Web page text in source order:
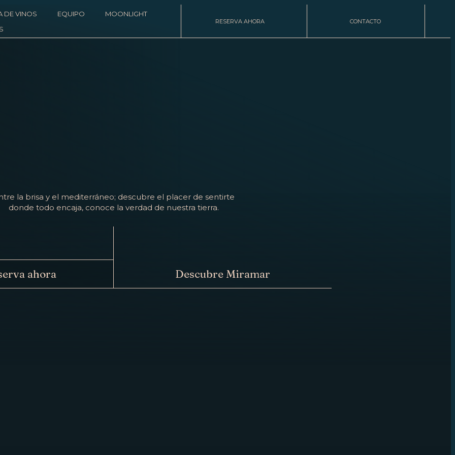
DE VINOS EQUIPO
MOONLIGHT
RESERVA AHORA CONTACTO
la brisa y el mediterráneo; descubre el placer de sentirte
donde todo encaja, conoce la verdad de nuestra tierra.
ahora Descubre Miramar